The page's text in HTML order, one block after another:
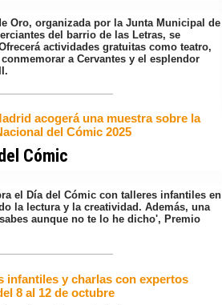
Oro, organizada por la Junta Municipal de
del barrio de las Letras, se
actividades gratuitas como teatro,
a Cervantes y el esplendor
acogerá una muestra sobre la
del Cómic 2025
Cómic
el Día del Cómic con talleres infantiles en
la lectura y la creatividad. Además, una
aunque no te lo he dicho', Premio
infantiles y charlas con expertos
8 al 12 de octubre